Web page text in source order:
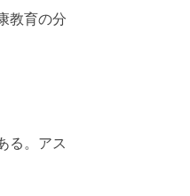
教育の分
る。アス